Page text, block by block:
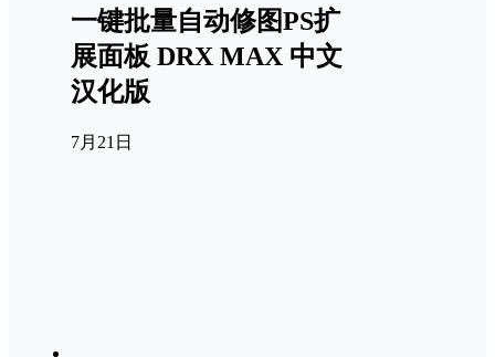
一键批量自动修图PS扩
展面板 DRX MAX 中文
汉化版
7月21日